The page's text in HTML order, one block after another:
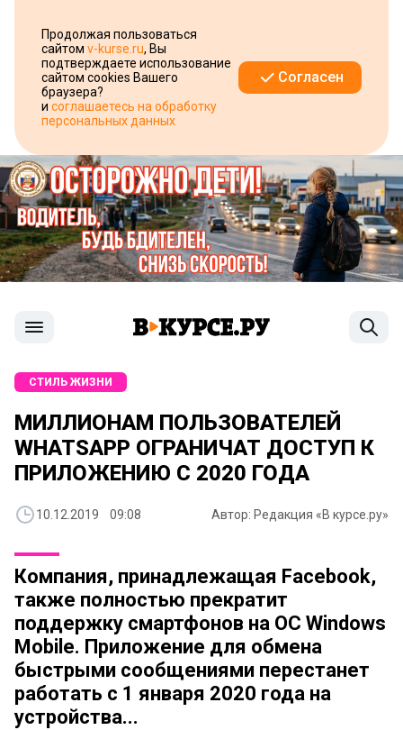
Продолжая пользоваться
сайтом v-kurse.ru, Вы
подтверждаете использование
сайтом cookies Вашего
браузера?
и соглашаетесь на обработку
персональных данных
Согласен
СТИЛЬ ЖИЗНИ
МИЛЛИОНАМ ПОЛЬЗОВАТЕЛЕЙ
WHATSAPP ОГРАНИЧАТ ДОСТУП К
ПРИЛОЖЕНИЮ С 2020 ГОДА
10.12.2019 09:08 Автор: Редакция «В курсе.ру»
Компания, принадлежащая Facebook,
также полностью прекратит
поддержку смартфонов на ОС Windows
Mobile. Приложение для обмена
быстрыми сообщениями перестанет
работать с 1 января 2020 года на
устройства...